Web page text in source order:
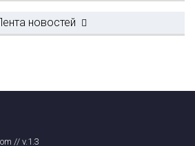
новостей
// v.1.3